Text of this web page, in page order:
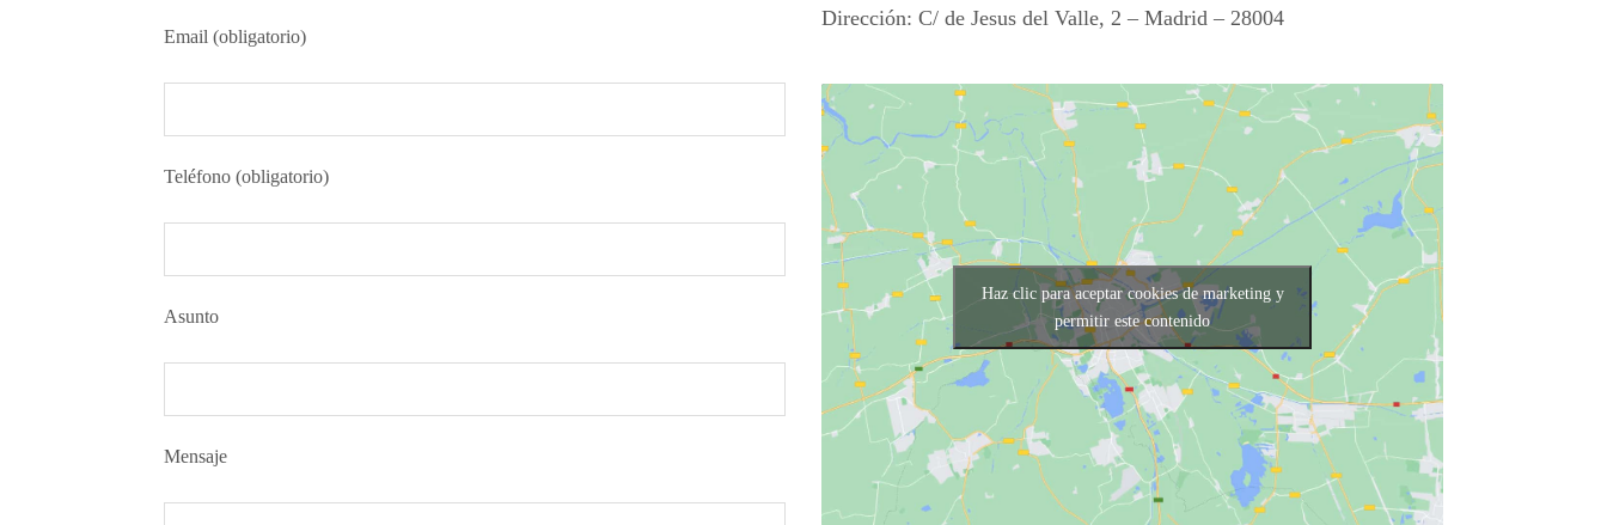
Email (obligatorio)
Teléfono (obligatorio)
Asunto
Mensaje
Dirección: C/ de Jesus del Valle, 2 – Madrid – 28004
Haz clic para aceptar cookies de marketing y
permitir este contenido